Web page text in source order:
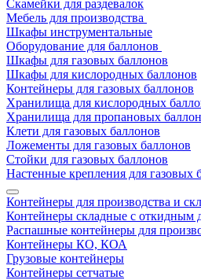
Скамейки для раздевалок
Мебель для производства
Шкафы инструментальные
Оборудование для баллонов
Шкафы для газовых баллонов
Шкафы для кислородных баллонов
Контейнеры для газовых баллонов
Хранилища для кислородных
Хранилища для пропановых
Клети для газовых баллонов
Ложементы для газовых баллонов
Стойки для газовых баллонов
Настенные крепления для газовых
Контейнеры для производства и
Контейнеры складные с откидным
Распашные контейнеры для
Контейнеры КО, КОА
Грузовые контейнеры
Контейнеры сетчатые